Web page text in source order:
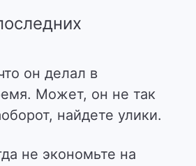
он делал в
Может, он не так
найдете улики.
не экономьте на